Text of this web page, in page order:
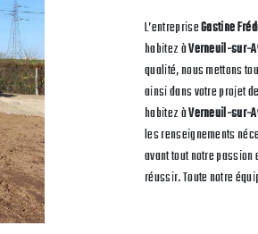
L’entrepriseGastine
habitez àVerneuil-sur-
qualité, nous mettons
ainsi dans votre projet de
habitez àVerneuil-sur-
les renseignements
avant tout notre
réussir. Toute notre